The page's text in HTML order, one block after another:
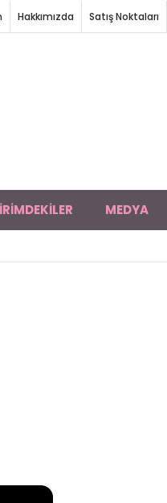
Hakkımızda Satış Noktaları
MEDYA